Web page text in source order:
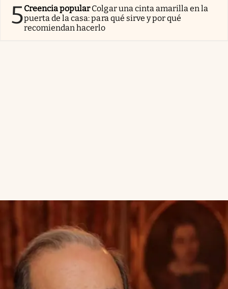
5Creencia popularColgar una cinta amarilla en la
puerta de la casa: para qué sirve y por qué
recomiendan hacerlo